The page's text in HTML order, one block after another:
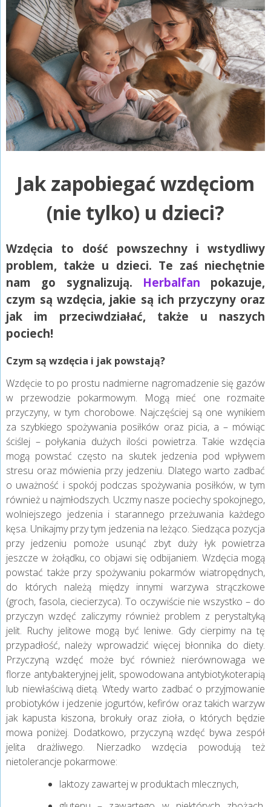
Jak zapobiegać wzdęciom
(nie tylko) u dzieci?
Wzdęcia to dość powszechny i wstydliwy
problem, także u dzieci. Te zaś niechętnie
nam go sygnalizują. Herbalfan pokazuje,
czym są wzdęcia, jakie są ich przyczyny oraz
jak im przeciwdziałać, także u naszych
pociech!
Czym są wzdęcia i jak powstają?
Wzdęcie to po prostu nadmierne nagromadzenie się gazów
w przewodzie pokarmowym. Mogą mieć one rozmaite
przyczyny, w tym chorobowe. Najczęściej są one wynikiem
za szybkiego spożywania posiłków oraz picia, a – mówiąc
ściślej – połykania dużych ilości powietrza. Takie wzdęcia
mogą powstać często na skutek jedzenia pod wpływem
stresu oraz mówienia przy jedzeniu. Dlatego warto zadbać
o uważność i spokój podczas spożywania posiłków, w tym
również u najmłodszych. Uczmy nasze pociechy spokojnego,
wolniejszego jedzenia i starannego przeżuwania każdego
kęsa. Unikajmy przy tym jedzenia na leżąco. Siedząca pozycja
przy jedzeniu pomoże usunąć zbyt duży łyk powietrza
jeszcze w żołądku, co objawi się odbijaniem. Wzdęcia mogą
powstać także przy spożywaniu pokarmów wiatropędnych,
do których należą między innymi warzywa strączkowe
(groch, fasola, ciecierzyca). To oczywiście nie wszystko – do
przyczyn wzdęć zaliczymy również problem z perystaltyką
jelit. Ruchy jelitowe mogą być leniwe. Gdy cierpimy na tę
przypadłość, należy wprowadzić więcej błonnika do diety.
Przyczyną wzdęć może być również nierównowaga we
florze antybakteryjnej jelit, spowodowana antybiotykoterapią
lub niewłaściwą dietą. Wtedy warto zadbać o przyjmowanie
probiotyków i jedzenie jogurtów, kefirów oraz takich warzyw
jak kapusta kiszona, brokuły oraz zioła, o których będzie
mowa poniżej. Dodatkowo, przyczyną wzdęć bywa zespół
jelita drażliwego. Nierzadko wzdęcia powodują też
nietolerancje pokarmowe:
laktozy zawartej w produktach mlecznych,